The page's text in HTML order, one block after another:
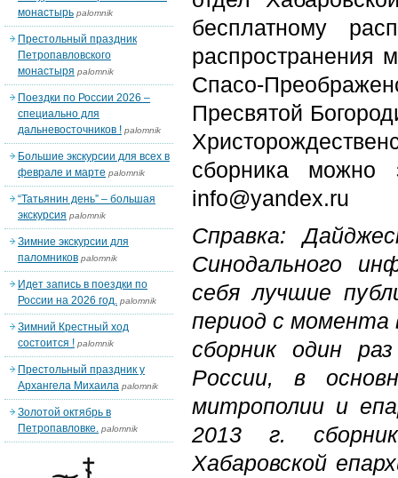
бесплатному
распространения
Спасо-
Пресвятой
сборника можно
info@yandex.ru
Справка:
Синодального
себя лучшие
период с момента
сборник один
России, в
митрополии и
2013 г.
Хабаровской
монастырь palomnik
Престольный праздник
Петропавловского
монастыря palomnik
Поездки по России 2026 –
специально для
дальневосточников ! palomnik
Большие экскурсии для всех в
феврале и марте palomnik
“Татьянин день” – большая
экскурсия palomnik
Зимние экскурсии для
паломников palomnik
Идет запись в поездки по
России на 2026 год. palomnik
Зимний Крестный ход
состоится ! palomnik
Престольный праздник у
Архангела Михаила palomnik
Золотой октябрь в
Петропавловке. palomnik